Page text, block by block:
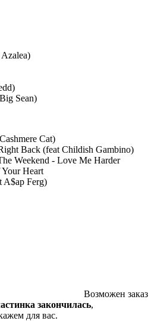
Sean)
Cat)
Back (feat Childish Gambino)
Weekend - Love Me Harder
Heart
A$ap Ferg)
Возможен заказ
закончилась,
для вас.